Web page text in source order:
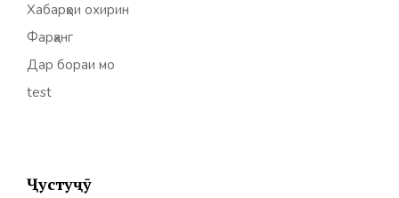
Хабарҳои охирин
Фарҳанг
Дар бораи мо
test
Ҷустуҷӯ